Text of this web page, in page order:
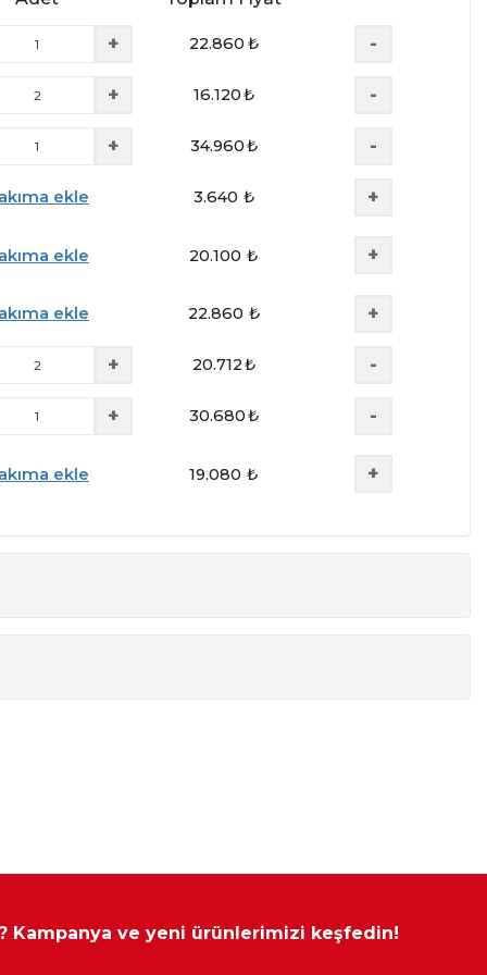
+ 22.860 ₺ -
+ 16.120₺ -
+ 34.960₺ -
ekle 3.640 ₺ +
ekle 20.100 ₺ +
ekle 22.860 ₺ +
+ 20.712₺ -
+ 30.680₺ -
ekle 19.080 ₺ +
90 cm 216 cm 90 cm
135 cm 44 cm
Kampanya ve yeni ürünlerimizi keşfedin!